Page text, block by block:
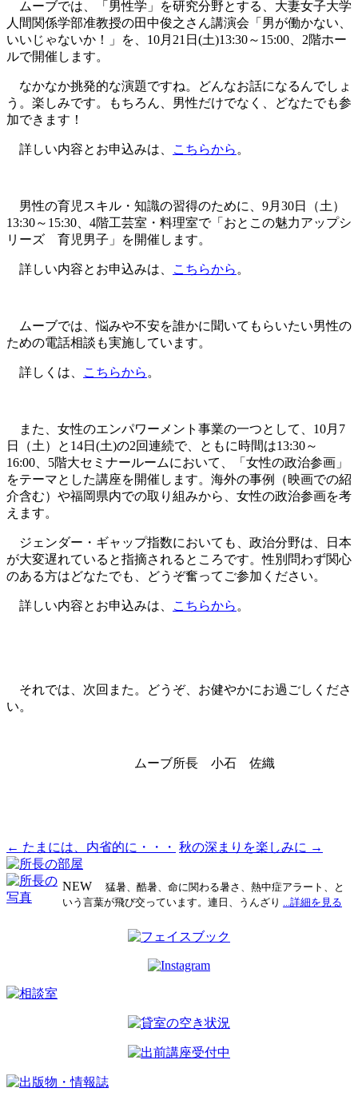
ムーブでは、「男性学」を研究分野とする、大妻女子大学
人間関係学部准教授の田中俊之さん講演会「男が働かない、
いいじゃないか！」を、10月21日(土)13:30～15:00、2階ホー
ルで開催します。
なかなか挑発的な演題ですね。どんなお話になるんでしょ
う。楽しみです。もちろん、男性だけでなく、どなたでも参
加できます！
詳しい内容とお申込みは、 こちらから 。
男性の育児スキル・知識の習得のために、9月30日（土）
13:30～15:30、4階工芸室・料理室で「おとこの魅力アップシ
リーズ 育児男子」を開催します。
詳しい内容とお申込みは、 こちらから 。
ムーブでは、悩みや不安を誰かに聞いてもらいたい男性の
ための電話相談も実施しています。
詳しくは、 こちらから 。
また、女性のエンパワーメント事業の一つとして、10月7
日（土）と14日(土)の2回連続で、ともに時間は13:30～
16:00、5階大セミナールームにおいて、「女性の政治参画」
をテーマとした講座を開催します。海外の事例（映画での紹
介含む）や福岡県内での取り組みから、女性の政治参画を考
えます。
ジェンダー・ギャップ指数においても、政治分野は、日本
が大変遅れていると指摘されるところです。性別問わず関心
のある方はどなたでも、どうぞ奮ってご参加ください。
詳しい内容とお申込みは、 こちらから 。
それでは、次回また。どうぞ、お健やかにお過ごしくださ
い。
ムーブ所長 小石 佐織
投
稿
ナ
シ
← たまには、内省的に・・・ 秋の深まりを楽しみに →
NEW
猛暑、酷暑、命に関わる暑さ、熱中症アラート、と
いう言葉が飛び交っています。連日、うんざり
...詳細を見る